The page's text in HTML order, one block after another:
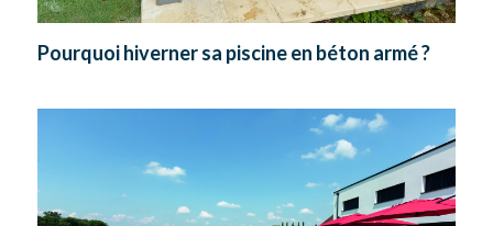
Pourquoi hiverner sa piscine en béton armé ?